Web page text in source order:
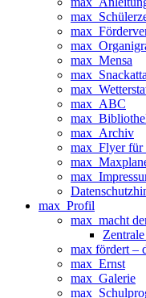
max_Mensa
max_ABC
max_Archiv
max_Flyer für
max_Profil
max_macht
max fördert –
max_Ernst
max_Galerie